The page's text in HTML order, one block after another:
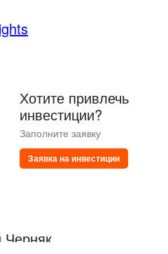
Хотите привлечь
инвестиции?
Заполните заявку
Заявка на инвестиции